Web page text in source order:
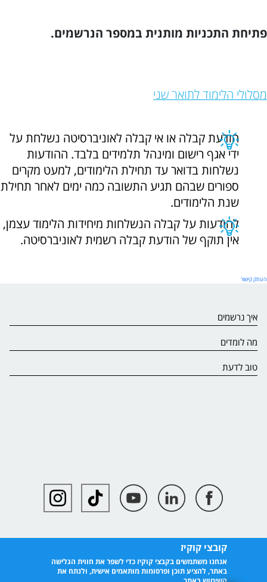
קובצי קוקיז
אנחנו משתמשים בקבצי קוקיז כדי לשפר את חווית הגלישה
באתר, להציע תוכן ופרסומות מותאמים אישית, ולנתח את
פתיחת התכניות מותנית במספר הנרשמים.
מסלולי הלימוד לתואר שני
הודעת קבלה או אי קבלה לאוניברסיטה נשלחת על
ידי אגף רישום ומינהל תלמידים בלבד. ההודעות
נשלחות בדואר עד תחילת הלימודים, למעט מקרים
ספורים שבהם תגיע התשובה כמה ימים לאחר תחילת
שנת הלימודים.
להודעות על קבלה הנשלחות מיחידות הלימוד עצמן,
אין תוקף של הודעת קבלה רשמית לאוניברסיטה.
העתק קישור
איך נרשמים
מה לומדים
טוב לדעת